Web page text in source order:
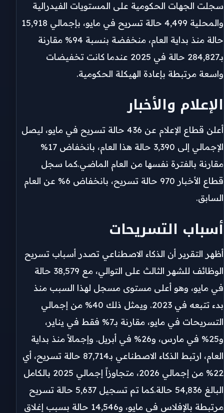
سجلت الجهات الحكومية على المستويات الفيدرالية
والمحلية 4,499 حالة تسريح في مايو، بإجمالي 15,918
حالة منذ بداية العام، منخفضة بنسبة 94% مقارنة
بـ284,827 حالة في 2025 عندما كانت تخفيضات
واسعة مرتبطة بإعادة الهيكلة الحكومية.
الإعلام والأخبار
أعلن قطاع الإعلام عن 436 حالة تسريح في مايو، ليصل
الإجمالي إلى 3,390 حالة هذا العام، بانخفاض 17%
مقارنة بالفترة نفسها من العام الماضي.كما سجل
قطاع الأخبار 970 حالة تسريح، بانخفاض 6% عن العام
السابق.
أسباب التسريحات
أظهر التقرير أن الذكاء الاصطناعي تصدر أسباب تسريح
الوظائف للشهر الثالث على التوالي، مع 38,579 حالة
في مايو، وهو أعلى مستوى مسجل لهذا السبب منذ
بدء تتبعه في 2023. ويمثل ذلك 40% من إجمالي
التسريحات في مايو، مقارنة بـ7% فقط في يناير،
و25% في مارس، و26% في أبريل. وإجمالاً منذ بداية
العام، ارتبط الذكاء الاصطناعي بـ87,714 حالة تسريح، أي
22% من إجمالي 2026، متجاوزاً إجمالي 2025 بالكامل
البالغ 54,836 حالة.كما تم تسجيل 5,637 حالة تسريح
مرتبطة بالإفلاس في مايو، و14,546 حالة بسبب إغلاق